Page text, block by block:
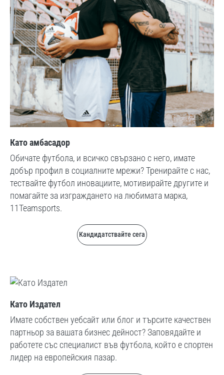
Като амбасадор
Обичате футбола, и всичко свързано с него, имате
добър профил в социалните мрежи? Тренирайте с нас,
тествайте футбол иновациите, мотивирайте другите и
помагайте за изграждането на любимата марка,
11Teamsports.
Кандидатствайте сега
Като Издател
Имате собствен уебсайт или блог и търсите качествен
партньор за вашата бизнес дейност? Заповядайте и
работете със специалист във футбола, който е спортен
лидер на европейския пазар.